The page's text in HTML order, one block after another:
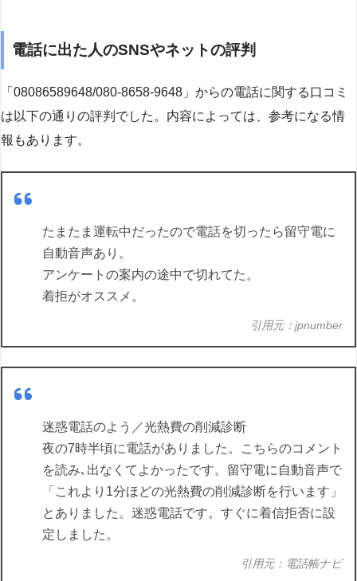
電話に出た人のSNSやネットの評判
「08086589648/080-8658-9648」からの電話に関する口コミ
は以下の通りの評判でした。内容によっては、参考になる情
報もあります。
たまたま運転中だったので電話を切ったら留守電に
自動音声あり。
アンケートの案内の途中で切れてた。
着拒がオススメ。
引用元：jpnumber
迷惑電話のよう／光熱費の削減診断
夜の7時半頃に電話がありました。こちらのコメント
を読み､出なくてよかったです。留守電に自動音声で
「これより1分ほどの光熱費の削減診断を行います」
とありました。迷惑電話です。すぐに着信拒否に設
定しました。
引用元：電話帳ナビ